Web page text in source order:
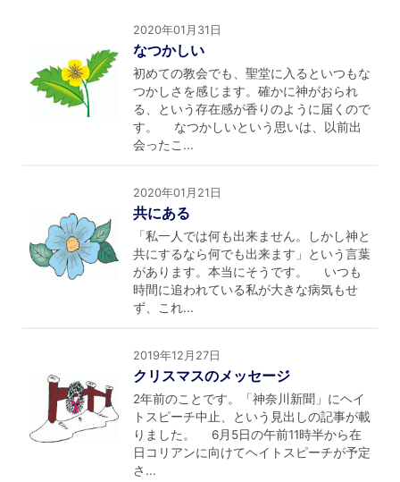
2020年01月31日
なつかしい
初めての教会でも、聖堂に入るといつもな
つかしさを感じます。確かに神がおられ
る、という存在感が香りのように届くので
す。 なつかしいという思いは、以前出
会ったこ...
2020年01月21日
共にある
「私一人では何も出来ません。しかし神と
共にするなら何でも出来ます」という言葉
があります。本当にそうです。 いつも
時間に追われている私が大きな病気もせ
ず、これ...
2019年12月27日
クリスマスのメッセージ
2年前のことです。「神奈川新聞」にヘイ
トスピーチ中止、という見出しの記事が載
りました。 6月5日の午前11時半から在
日コリアンに向けてヘイトスピーチが予定
さ...